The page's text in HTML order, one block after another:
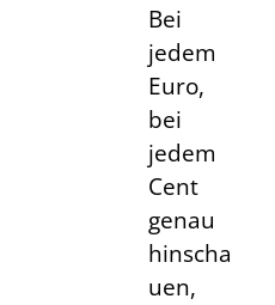
Bei
jedem
Euro,
bei
jedem
Cent
genau
hinscha
uen,